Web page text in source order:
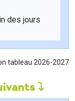
des jours
tableau 2026-2027